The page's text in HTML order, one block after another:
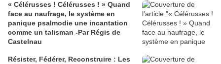
« Célérusses ! Célérusses ! » Quand
face au naufrage, le système en
panique psalmodie une incantation
comme un talisman -Par Régis de
Castelnau
Résister, Fédérer, Reconstruire : Les